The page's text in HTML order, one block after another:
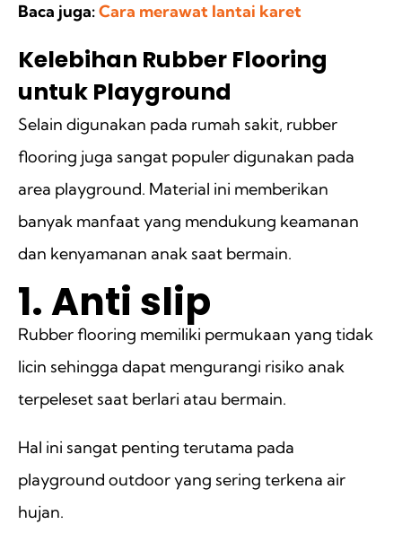
Baca juga:Cara merawat lantai karet
Kelebihan Rubber Flooring
untuk Playground
Selain digunakan pada rumah sakit, rubber
flooring juga sangat populer digunakan pada
area playground. Material ini memberikan
banyak manfaat yang mendukung keamanan
dan kenyamanan anak saat bermain.
1. Anti slip
Rubber flooring memiliki permukaan yang tidak
licin sehingga dapat mengurangi risiko anak
terpeleset saat berlari atau bermain.
Hal ini sangat penting terutama pada
playground outdoor yang sering terkena air
hujan.